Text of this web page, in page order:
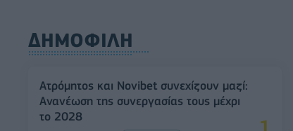
ΔΗΜΟΦΙΛΗ
Ατρόμητος και Novibet συνεχίζουν μαζί:
Ανανέωση της συνεργασίας τους μέχρι
το 2028